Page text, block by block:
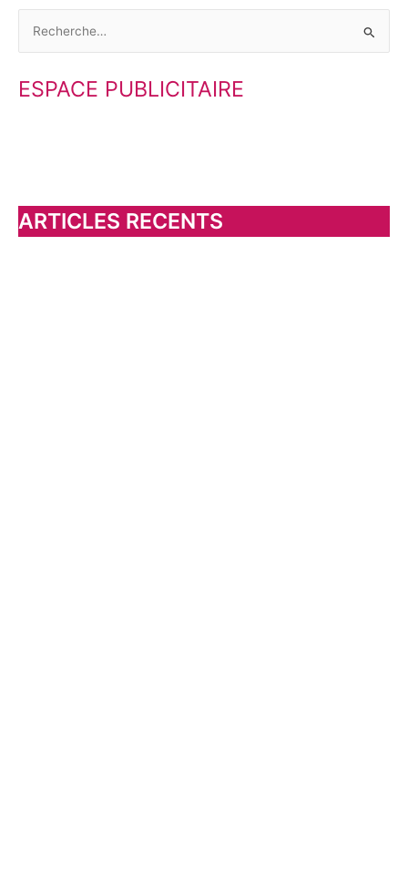
c
h
e
ESPACE PUBLICITAIRE
ARTICLES RECENTS